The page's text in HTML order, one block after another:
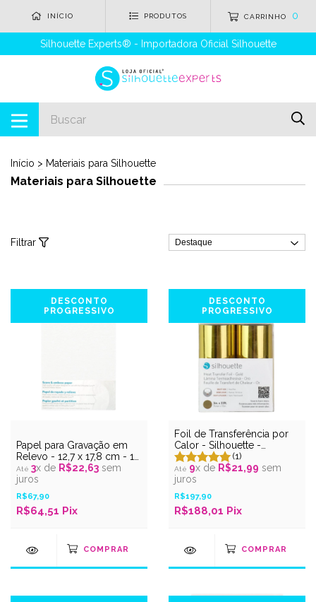
INÍCIO PRODUTOS CARRINHO 0
Silhouette Experts® - Importadora Oficial Silhouette
Início > Materiais para Silhouette
Materiais para Silhouette
Filtrar
DESCONTO
PROGRESSIVO
Papel para Gravação em
Relevo - 12,7 x 17,8 cm - 10
unidades
3x de R$22,63 sem
juros
R$67,90
R$64,51 Pix
DESCONTO
PROGRESSIVO
Foil de Transferência por
Calor - Silhouette -
Dourado
(1)
9x de R$21,99 sem
juros
R$197,90
R$188,01 Pix